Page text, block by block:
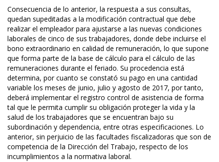
Consecuencia de lo anterior, la respuesta a sus consultas,
quedan supeditadas a la modificación contractual que debe
realizar el empleador para ajustarse a las nuevas condiciones
laborales de cinco de sus trabajadores, donde debe incluirse el
bono extraordinario en calidad de remuneración, lo que supone
que forma parte de la base de cálculo para el cálculo de las
remuneraciones durante el feriado. Su procedencia está
determina, por cuanto se constató su pago en una cantidad
variable los meses de junio, julio y agosto de 2017, por tanto,
deberá implementar el registro control de asistencia de forma
tal que le permita cumplir su obligación proteger la vida y la
salud de los trabajadores que se encuentran bajo su
subordinación y dependencia, entre otras especificaciones. Lo
anterior, sin perjuicio de las facultades fiscalizadoras que son de
competencia de la Dirección del Trabajo, respecto de los
incumplimientos a la normativa laboral.